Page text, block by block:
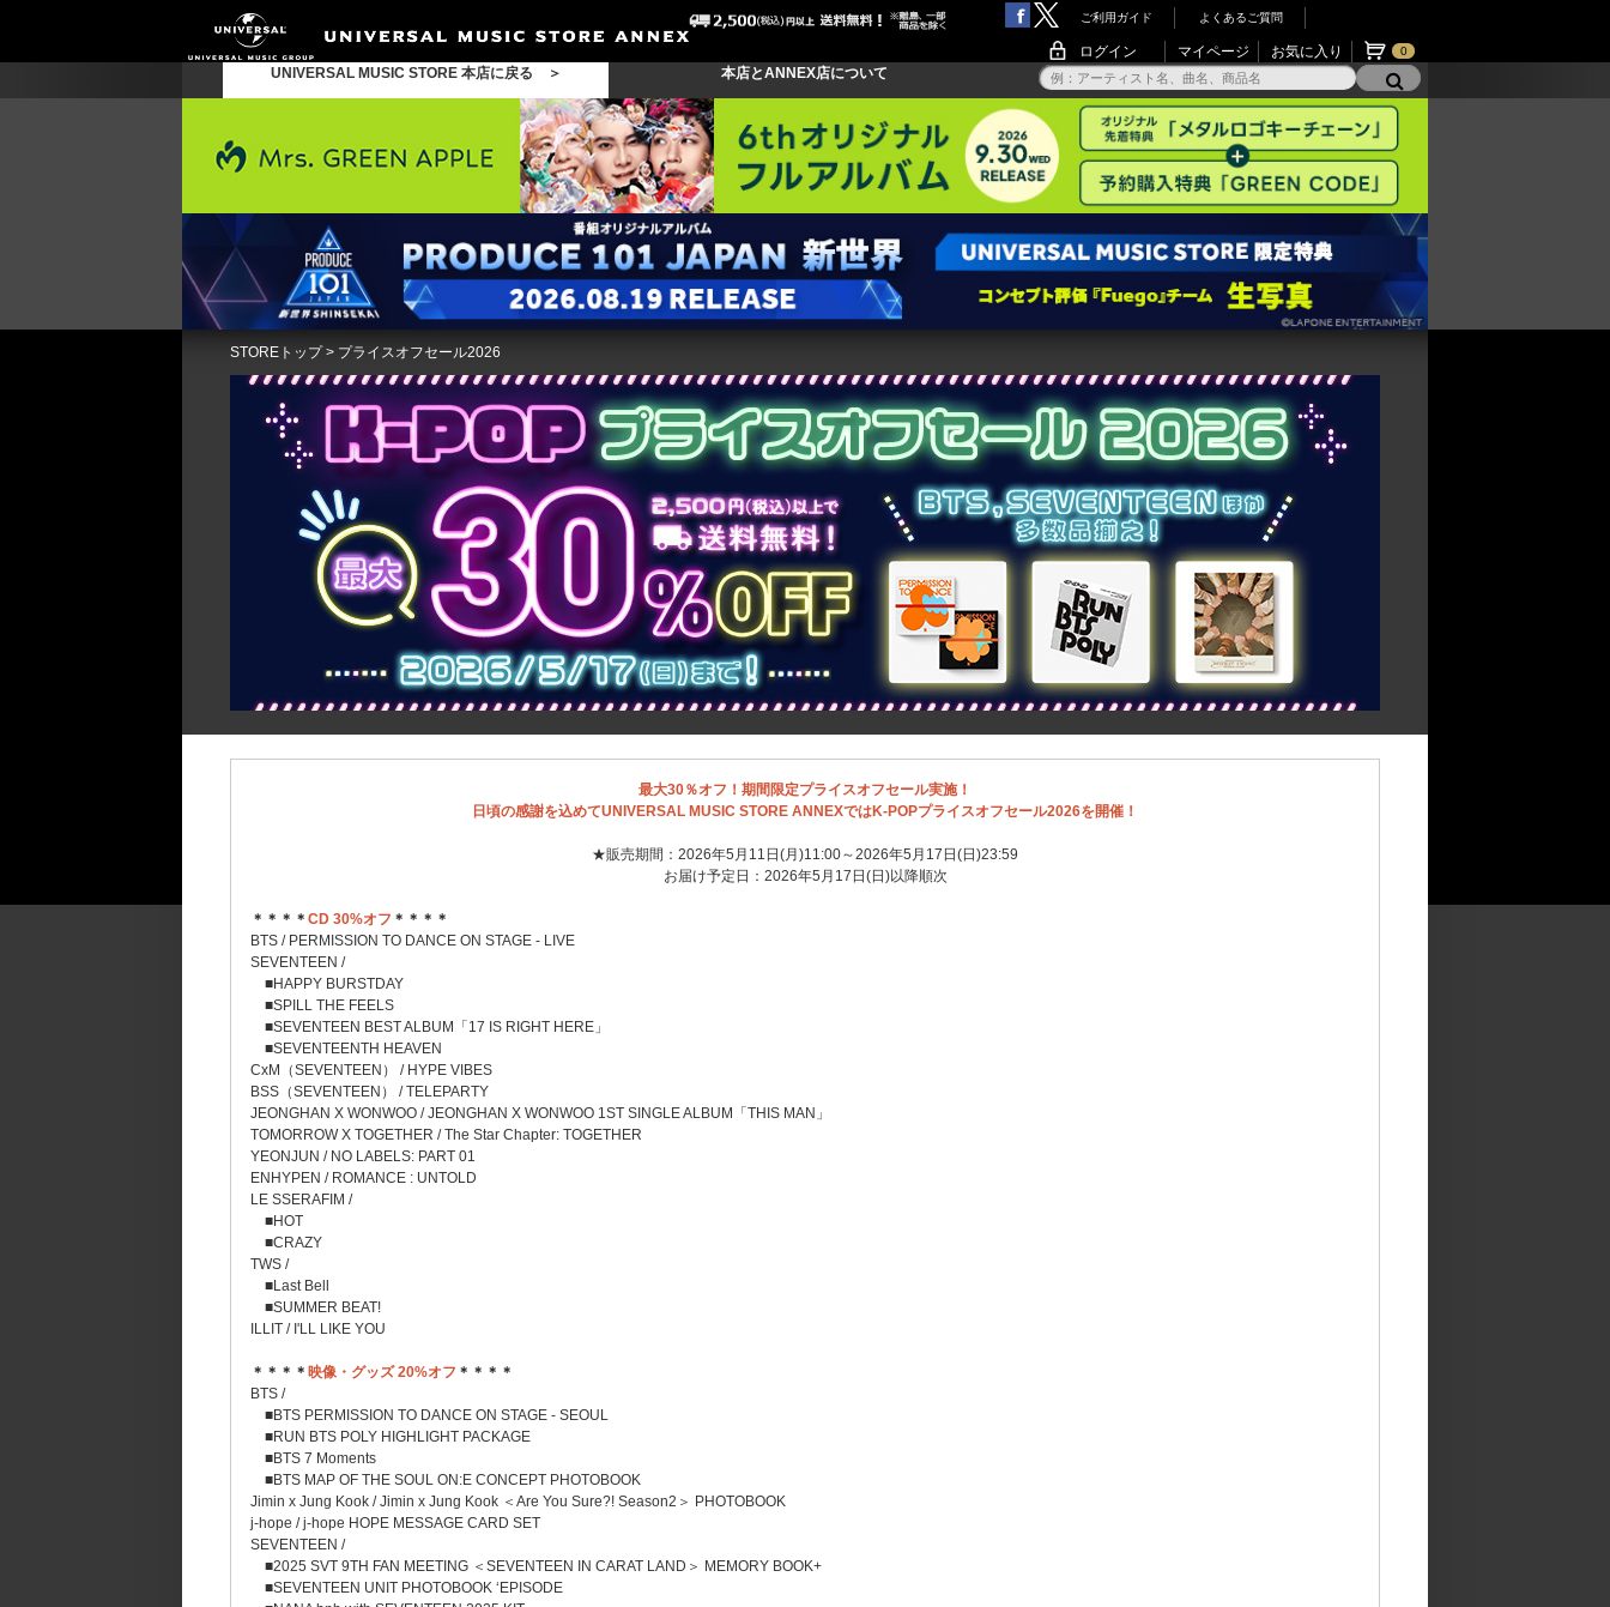
ご利用ガイド よくあるご質問
ログイン マイページ お気に入り 0
UNIVERSAL MUSIC STORE 本店に戻る ＞ 本店とANNEX店について
STOREトップ> プライスオフセール2026
最大30％オフ！期間限定プライスオフセール実施！
日頃の感謝を込めてUNIVERSAL MUSIC STORE ANNEXではK-POPプライスオフセール2026を開催！
★販売期間：2026年5月11日(月)11:00～2026年5月17日(日)23:59
お届け予定日：2026年5月17日(日)以降順次
＊＊＊＊ CD 30%オフ ＊＊＊＊
BTS / PERMISSION TO DANCE ON STAGE - LIVE
SEVENTEEN /
■HAPPY BURSTDAY
■SPILL THE FEELS
■SEVENTEEN BEST ALBUM「17 IS RIGHT HERE」
■SEVENTEENTH HEAVEN
CxM（SEVENTEEN） / HYPE VIBES
BSS（SEVENTEEN） / TELEPARTY
JEONGHAN X WONWOO / JEONGHAN X WONWOO 1ST SINGLE ALBUM「THIS MAN」
TOMORROW X TOGETHER / The Star Chapter: TOGETHER
YEONJUN / NO LABELS: PART 01
ENHYPEN / ROMANCE : UNTOLD
LE SSERAFIM /
■HOT
■CRAZY
TWS /
■Last Bell
■SUMMER BEAT!
ILLIT / I'LL LIKE YOU
＊＊＊＊ 映像・グッズ 20%オフ ＊＊＊＊
BTS /
■BTS PERMISSION TO DANCE ON STAGE - SEOUL
■RUN BTS POLY HIGHLIGHT PACKAGE
■BTS 7 Moments
■BTS MAP OF THE SOUL ON:E CONCEPT PHOTOBOOK
Jimin x Jung Kook / Jimin x Jung Kook ＜Are You Sure?! Season2＞ PHOTOBOOK
j-hope / j-hope HOPE MESSAGE CARD SET
SEVENTEEN /
■2025 SVT 9TH FAN MEETING ＜SEVENTEEN IN CARAT LAND＞ MEMORY BOOK+
■SEVENTEEN UNIT PHOTOBOOK ‘EPISODE